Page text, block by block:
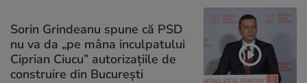
Sorin Grindeanu spune că PSD
nu va da „pe mâna inculpatului
Ciprian Ciucu” autorizațiile de
construire din București